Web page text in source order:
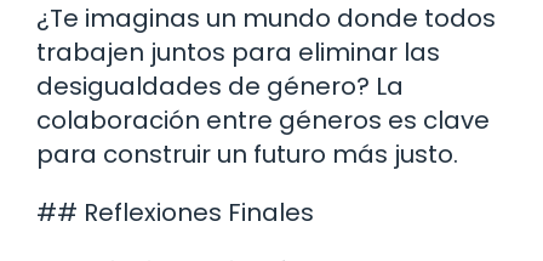
¿Te imaginas un mundo donde todos
trabajen juntos para eliminar las
desigualdades de género? La
colaboración entre géneros es clave
para construir un futuro más justo.
## Reflexiones Finales